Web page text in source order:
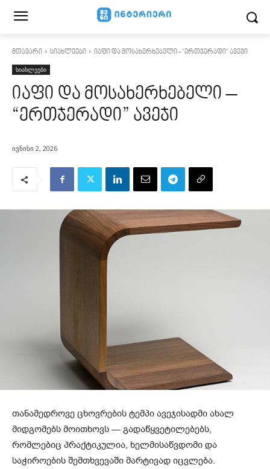
მთავარი სიახლეები იაფი და მოსახერხებელი - "ერთჯერადი" ავეჯი
სიახლეები
იაფი და მოსახერხებელი –
“ერთჯერადი” ავეჯი
ივნისი 2, 2026
თანამედროვე ცხოვრების ტემპი ავეჯისადმი ახალ
მიდგომებს მოითხოვს — გადაწყვეტილებებს,
რომლებიც პრაქტიკულია, ხელმისაწვდომი და
საჭიროების შემთხვევაში მარტივად იცვლება.